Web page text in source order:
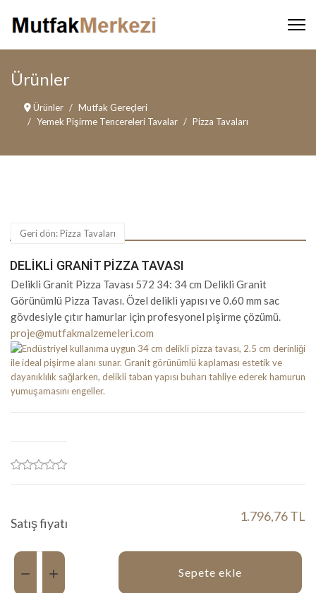
Ürünler
Ürünler
Mutfak Gereçleri
Yemek Pişirme Tencereleri Tavalar
Pizza Tavaları
Geri dön: Pizza Tavaları
DELIKLI GRANIT PIZZA TAVASI
Delikli Granit Pizza Tavası 572 34: 34 cm Delikli Granit
Görünümlü Pizza Tavası. Özel delikli yapısı ve 0.60 mm sac
gövdesiyle çıtır hamurlar için profesyonel pişirme çözümü.
proje@mutfakmalzemeleri.com
Satış fiyatı 1.796,76 TL
Miktar:
Sepete ekle